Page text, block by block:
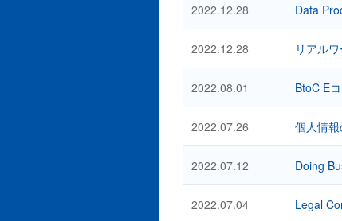
2022.12.28 Data
2022.12.28 リアル
2022.08.01 BtoC E
2022.07.26 個人情
2022.07.12 Doing
2022.07.04 Legal